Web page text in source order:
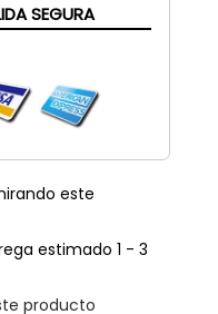
SEGURA
este
estimado 1 - 3
producto